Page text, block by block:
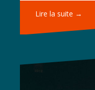
Lire la suite →